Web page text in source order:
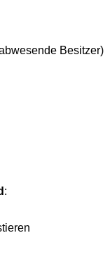
Besitzer)
: